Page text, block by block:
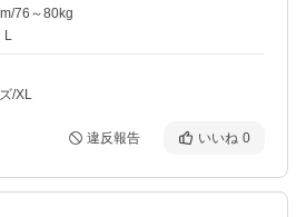
76～80kg
L
/XL
違反報告 いいね 0